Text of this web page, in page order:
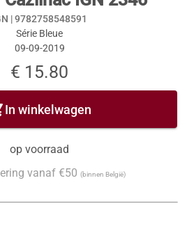
|9782758548591
Série Bleue
09-09-2019
€ 15.80
In winkelwagen
op voorraad
vanaf €50 (binnen België)